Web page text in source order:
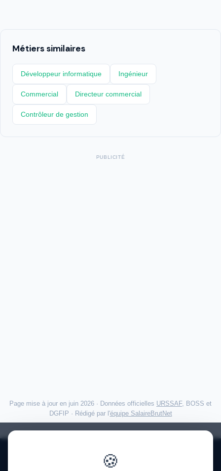
Métiers similaires
Développeur informatique Ingénieur
Commercial Directeur commercial
Contrôleur de gestion
PUBLICITÉ
Page mise à jour en juin 2026 · Données officielles URSSAF, BOSS et
DGFIP · Rédigé par l'équipe SalaireBrutNet
🍪
Politique de confidentialité
· FAQ